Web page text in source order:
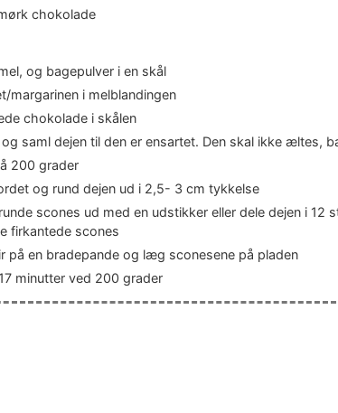
chokolade
og bagepulver i en skål
margarinen i melblandingen
chokolade i skålen
saml dejen til den er ensartet. Den skal ikke æltes,
200 grader
og rund dejen ud i 2,5- 3 cm tykkelse
scones ud med en udstikker eller dele dejen i 12
firkantede scones
på en bradepande og læg sconesene på pladen
minutter ved 200 grader